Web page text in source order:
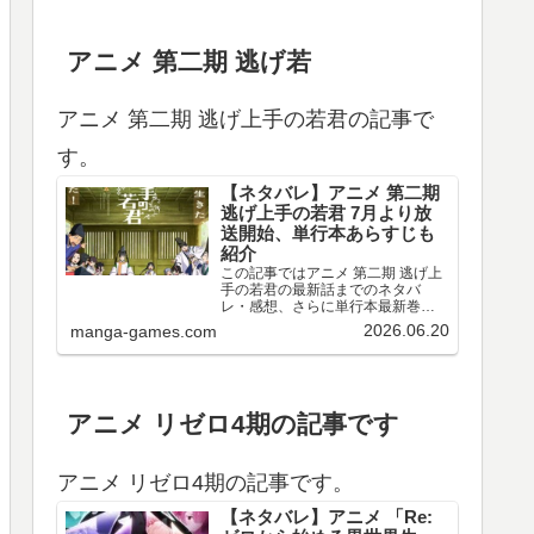
アニメ 第二期 逃げ若
アニメ 第二期 逃げ上手の若君の記事で
す。
【ネタバレ】アニメ 第二期
逃げ上手の若君 7月より放
送開始、単行本あらすじも
紹介
この記事ではアニメ 第二期 逃げ上
手の若君の最新話までのネタバ
レ・感想、さらに単行本最新巻ま
でのあらすじ・まとめ等をご紹介
します。TVアニメ 逃げ上手の若君
第十三～十五回のネタバレ、感想
manga-games.com 2026.06.20
アニメ リゼロ4期の記事です
アニメ リゼロ4期の記事です。
【ネタバレ】アニメ 「Re: